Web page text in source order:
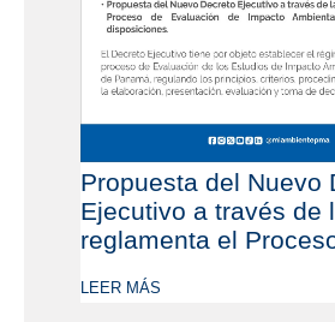
Propuesta del Nuevo
Ejecutivo a través de
reglamenta el
LEER MÁS